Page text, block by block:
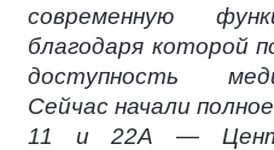
современную
благодаря которой
доступность
Сейчас начали
11 и 22А —